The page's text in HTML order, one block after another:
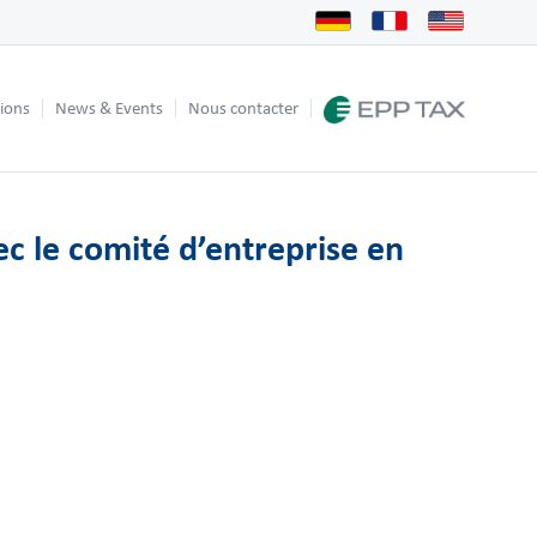
News & Events Nous contacter
le comité d’entreprise en